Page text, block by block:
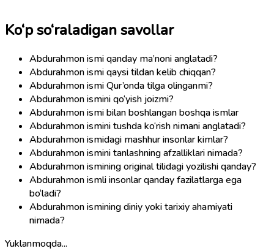
Ko‘p so‘raladigan savollar
Abdurahmon ismi qanday ma’noni anglatadi?
Abdurahmon ismi qaysi tildan kelib chiqqan?
Abdurahmon ismi Qur’onda tilga olinganmi?
Abdurahmon ismini qo‘yish joizmi?
Abdurahmon ismi bilan boshlangan boshqa ismlar
Abdurahmon ismini tushda ko‘rish nimani anglatadi?
Abdurahmon ismidagi mashhur insonlar kimlar?
Abdurahmon ismini tanlashning afzalliklari nimada?
Abdurahmon ismining original tilidagi yozilishi qanday?
Abdurahmon ismli insonlar qanday fazilatlarga ega
bo‘ladi?
Abdurahmon ismining diniy yoki tarixiy ahamiyati
nimada?
Yuklanmoqda...